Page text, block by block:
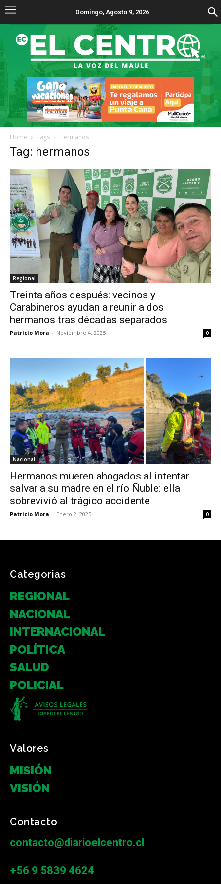
Domingo, Agosto 9, 2026
Home Tags Hermanos
Tag: hermanos
Regional
Treinta años después: vecinos y
Carabineros ayudan a reunir a dos
hermanos tras décadas separados
Patricio Mora - Noviembre 4, 2025 0
Nacional
Hermanos mueren ahogados al intentar
salvar a su madre en el río Ñuble: ella
sobrevivió al trágico accidente
Patricio Mora - Enero 2, 2025 0
Categorias
REGIONAL
NACIONAL
INTERNACIONAL
POLÍTICA
SALUD
POLICIAL
Valores
MISIÓN
VISIÓN
Contacto
contacto@diarioelcentro.cl
+56 9 5839 4624